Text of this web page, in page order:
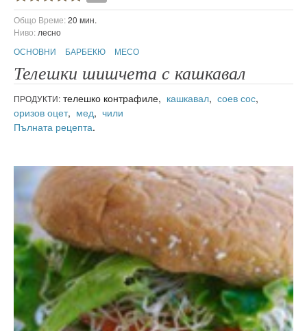
Общо Време:20 мин.
Ниво: лесно
ОСНОВНИ
БАРБЕКЮ МЕСО
Телешки шишчета с кашкавал
ПРОДУКТИ: телешко контрафиле, кашкавал, соев сос,
оризов оцет, мед, чили
Пълната рецепта.